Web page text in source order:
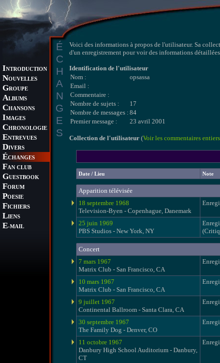
INTRODUCTION
NOUVELLES
GROUPE
ALBUMS
CHANSONS
IMAGES
CHRONOLOGIE
ENTREVUES
DIVERS
ÉCHANGES
FAN CLUB
GUESTBOOK
FORUM
POESIE
FICHIERS
LIENS
E-MAIL
É
C
H
A
N
G
E
S
Voici des informations à propos de l'utilisateur. Sa
d'un enregistrement pour voir des informations
Identification de l'utilisateur
Nom :
opsassa
Email :
Commentaire :
Nombre de sujets :
17
Nombre de messages : 84
Premier message :
23 avril 2001
Collection de l'utilisateur (Voir les commentaires entiers
Date / Lieu Note
Apparition télévisée
18 septembre 1968
Television-Byen - Copenhague, Danemark
25 juin 1969
PBS Studios - New York, NY
Concert
7 mars 1967
Matrix Club - San Francisco, CA
10 mars 1967
Matrix Club - San Francisco, CA
9 juillet 1967
Continental Ballroom - Santa Clara, CA
30 septembre 1967
The Family Dog - Denver, CO
11 octobre 1967
Danbury High School Auditorium - Danbury,
CT